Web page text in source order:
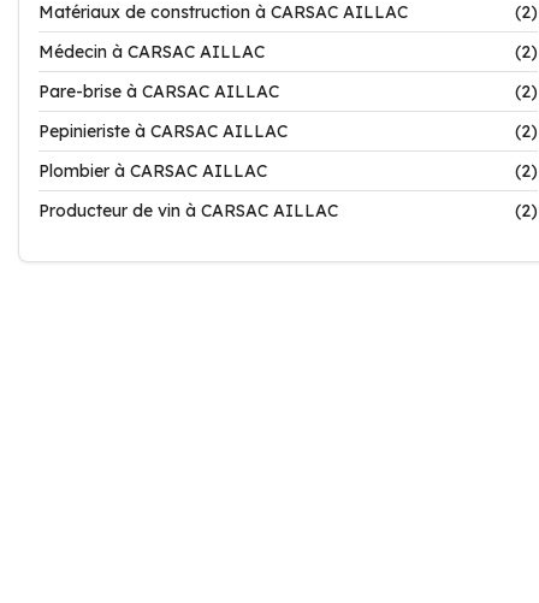
Matériaux de construction à CARSAC AILLAC
(2)
Médecin à CARSAC AILLAC
(2)
Pare-brise à CARSAC AILLAC
(2)
Pepinieriste à CARSAC AILLAC
(2)
Plombier à CARSAC AILLAC
(2)
Producteur de vin à CARSAC AILLAC
(2)